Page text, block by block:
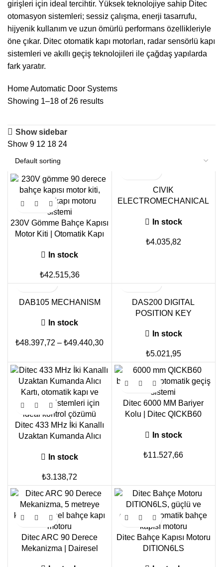
girişleri için ideal tercihtir. Yüksek teknolojiye sahip Ditec
otomasyon sistemleri; sessiz çalışma, enerji tasarrufu,
hijyenik kullanım ve uzun ömürlü performans özellikleriyle
öne çıkar. Ditec otomatik kapı motorları, radar sensörlü kapı
sistemleri ve akıllı geçiş teknolojileri ile çağdaş yapılarda
fark yaratır.
HomeAutomatic Door Systems
Showing 1–18 of 26 results
Show sidebar
Show 9 12 18 24
230V Gömme Bahçe Kapısı
Motor Kiti | Otomatik Kapı
In stock
₺42.515,36
CIVIK
ELECTROMECHANICAL
In stock
₺4.035,82
DAB105 MECHANISM
In stock
₺48.397,72 –₺49.440,30
DAS200 DIGITAL
POSITION KEY
In stock
₺5.021,95
Ditec 433 MHz İki Kanallı
Uzaktan Kumanda Alıcı
In stock
₺3.138,72
Ditec 6000 MM Bariyer
Kolu | Ditec QICKB60
Sistemi
In stock
₺11.527,66
Ditec ARC 90 Derece
Mekanizma | Dairesel
Ditec Bahçe Kapısı Motoru
DITION6LS